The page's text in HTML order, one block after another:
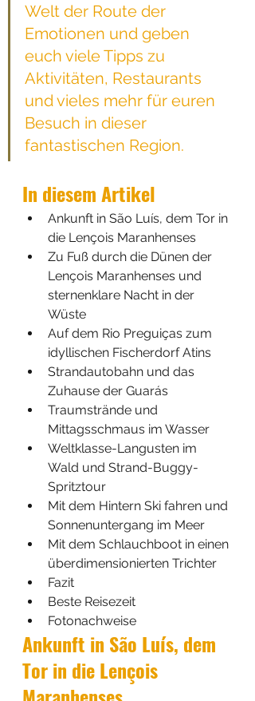
Welt der Route der
Emotionen und geben
euch viele Tipps zu
Aktivitäten, Restaurants
und vieles mehr für euren
Besuch in dieser
fantastischen Region.
In diesem Artikel
Ankunft in São Luís, dem Tor in
die Lençois Maranhenses
Zu Fuß durch die Dünen der
Lençois Maranhenses und
sternenklare Nacht in der
Wüste
Auf dem Rio Preguiças zum
idyllischen Fischerdorf Atins
Strandautobahn und das
Zuhause der Guarás
Traumstrände und
Mittagsschmaus im Wasser
Weltklasse-Langusten im
Wald und Strand-Buggy-
Spritztour
Mit dem Hintern Ski fahren und
Sonnenuntergang im Meer
Mit dem Schlauchboot in einen
überdimensionierten Trichter
Fazit
Beste Reisezeit
Fotonachweise
Ankunft in São Luís, dem
Tor in die Lençois